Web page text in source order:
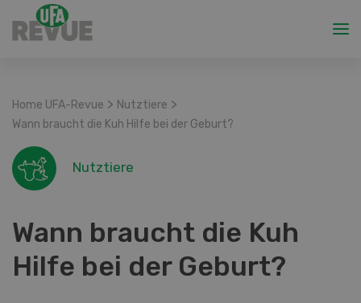
Home UFA-Revue > Nutztiere >
Wann braucht die Kuh Hilfe bei der Geburt?
Nutztiere
Wann braucht die Kuh
Hilfe bei der Geburt?